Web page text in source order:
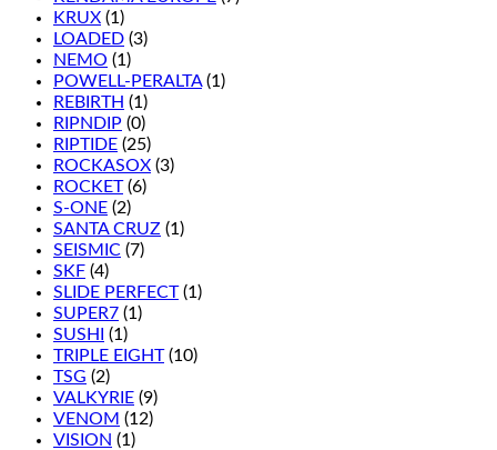
KRUX (1)
LOADED (3)
NEMO (1)
POWELL-PERALTA (1)
REBIRTH (1)
RIPNDIP (0)
RIPTIDE (25)
ROCKASOX (3)
ROCKET (6)
S-ONE (2)
SANTA CRUZ (1)
SEISMIC (7)
SKF (4)
SLIDE PERFECT (1)
SUPER7 (1)
SUSHI
(1)
TRIPLE EIGHT (10)
TSG (2)
VALKYRIE (9)
VENOM (12)
VISION (1)